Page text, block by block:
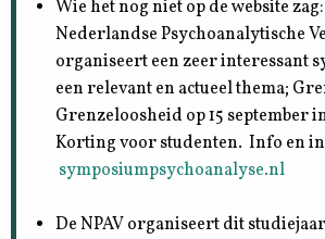
Wie het nog niet op de website zag:
Nederlandse Psychoanalytische
organiseert een zeer interessant
een relevant en actueel thema;
Grenzeloosheid op 15 september
Korting voor studenten. Info en
symposiumpsychoanalyse.nl
De NPAV organiseert dit